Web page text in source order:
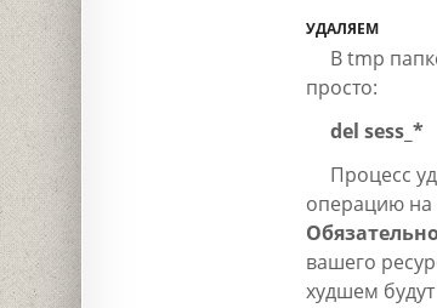
УДАЛЯЕМ
В tmp
просто:
del sess_*
Процесс
операцию на
вашего
худшем